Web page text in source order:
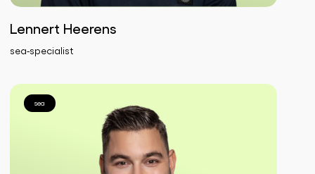
Lennert Heerens
sea-specialist
sea